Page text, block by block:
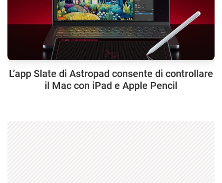
L’app Slate di Astropad consente di controllare
il Mac con iPad e Apple Pencil